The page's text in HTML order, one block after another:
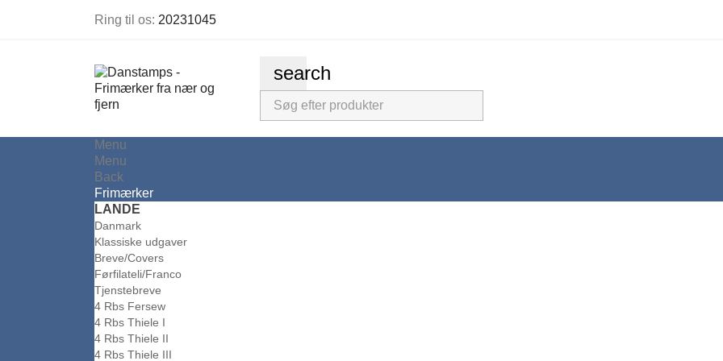
Ring til os: 20231045
search
Menu
Menu
Back
Frimærker
LANDE
Danmark
Klassiske udgaver
Breve/Covers
Førfilateli/Franco
Tjenstebreve
4 Rbs Fersew
4 Rbs Thiele I
4 Rbs Thiele II
4 Rbs Thiele III